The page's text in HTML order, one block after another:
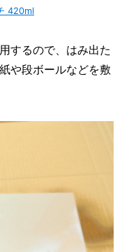
420ml
するので、はみ出た
や段ボールなどを敷